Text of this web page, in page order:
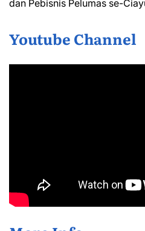
dan Pebisnis Pelumas se-
Youtube Channel